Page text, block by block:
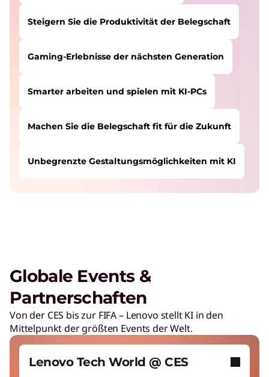
Steigern Sie die Produktivität der Belegschaft
Gaming-Erlebnisse der nächsten Generation
Smarter arbeiten und spielen mit KI-PCs
Machen Sie die Belegschaft fit für die Zukunft
Unbegrenzte Gestaltungsmöglichkeiten mit KI
Schutz vor Cyberbedrohungen
Schnelle Anpassung an sich ändernde
Anforderungen
Smarter arbeiten und spielen mit KI-PCs
Machen Sie die Belegschaft fit für die Zukunft
Globale Events &
Partnerschaften
Von der CES bis zur FIFA – Lenovo stellt KI in den
Mittelpunkt der größten Events der Welt.
Lenovo Tech World @ CES